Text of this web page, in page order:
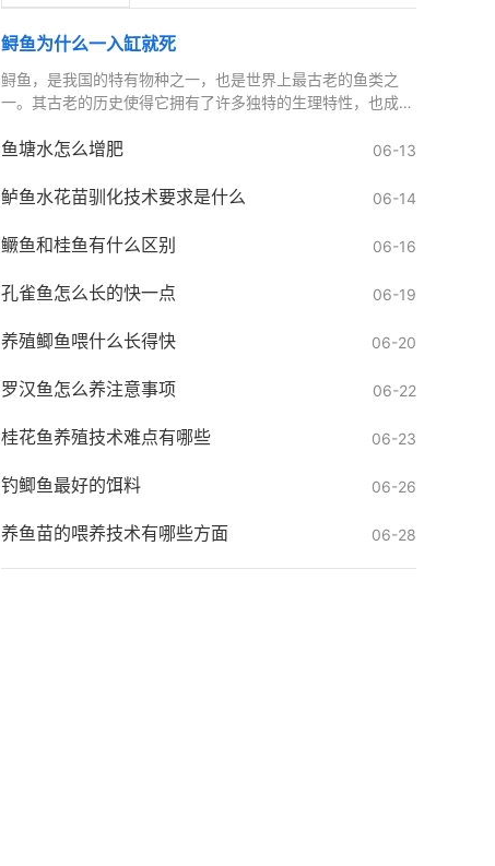
鲟鱼为什么一入缸就死
鲟鱼，是我国的特有物种之一，也是世界上最古老的鱼类之
一。其古老的历史使得它拥有了许多独特的生理特性，也成为
不
鱼塘水怎么增肥 06-13
鲈鱼水花苗驯化技术要求是什么 06-14
鳜鱼和桂鱼有什么区别 06-16
孔雀鱼怎么长的快一点 06-19
养殖鲫鱼喂什么长得快 06-20
罗汉鱼怎么养注意事项 06-22
桂花鱼养殖技术难点有哪些 06-23
钓鲫鱼最好的饵料 06-26
养鱼苗的喂养技术有哪些方面 06-28